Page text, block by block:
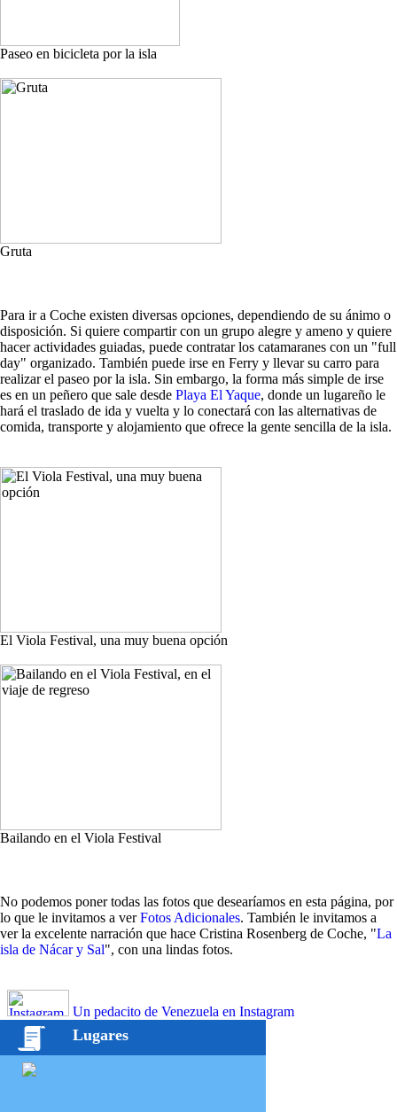
Paseo en bicicleta por la isla
Gruta
Para ir a Coche existen diversas opciones, dependiendo de su ánimo o
disposición. Si quiere compartir con un grupo alegre y ameno y quiere
hacer actividades guiadas, puede contratar los catamaranes con un "full
day" organizado. También puede irse en Ferry y llevar su carro para
realizar el paseo por la isla. Sin embargo, la forma más simple de irse
es en un peñero que sale desde Playa El Yaque, donde un lugareño le
hará el traslado de ida y vuelta y lo conectará con las alternativas de
comida, transporte y alojamiento que ofrece la gente sencilla de la isla.
El Viola Festival, una muy buena opción
Bailando en el Viola Festival
No podemos poner todas las fotos que desearíamos en esta página, por
lo que le invitamos a verFotos Adicionales. También le invitamos a
ver la excelente narración que hace Cristina Rosenberg de Coche, "La
isla de Nácar y Sal", con una lindas fotos.
Un pedacito de Venezuela en Instagram
Lugares